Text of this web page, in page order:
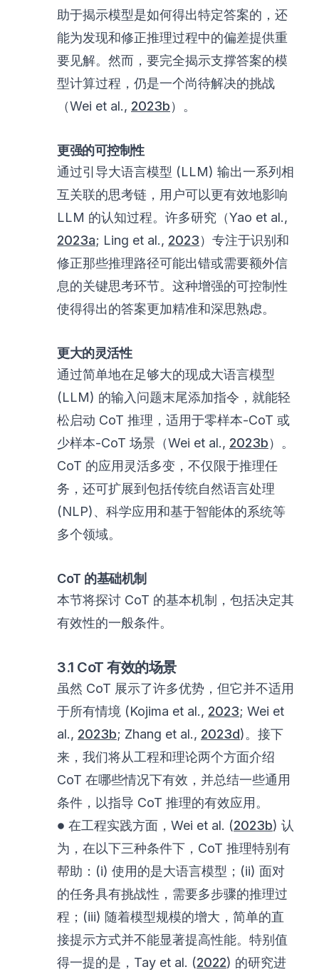
助于揭示模型是如何得出特定答案的，还
能为发现和修正推理过程中的偏差提供重
要见解。然而，要完全揭示支撑答案的模
型计算过程，仍是一个尚待解决的挑战
（Wei et al., 2023b）。
更强的可控制性
通过引导大语言模型 (LLM) 输出一系列相
互关联的思考链，用户可以更有效地影响
LLM 的认知过程。许多研究（Yao et al.,
2023a; Ling et al., 2023）专注于识别和
修正那些推理路径可能出错或需要额外信
息的关键思考环节。这种增强的可控制性
使得得出的答案更加精准和深思熟虑。
更大的灵活性
通过简单地在足够大的现成大语言模型
(LLM) 的输入问题末尾添加指令，就能轻
松启动 CoT 推理，适用于零样本-CoT 或
少样本-CoT 场景（Wei et al., 2023b）。
CoT 的应用灵活多变，不仅限于推理任
务，还可扩展到包括传统自然语言处理
(NLP)、科学应用和基于智能体的系统等
多个领域。
CoT 的基础机制
本节将探讨 CoT 的基本机制，包括决定其
有效性的一般条件。
3.1 CoT 有效的场景
虽然 CoT 展示了许多优势，但它并不适用
于所有情境 (Kojima et al., 2023; Wei et
al., 2023b; Zhang et al., 2023d)。接下
来，我们将从工程和理论两个方面介绍
CoT 在哪些情况下有效，并总结一些通用
条件，以指导 CoT 推理的有效应用。
\bullet
∙ 在工程实践方面，Wei et al. (2023b) 认
为，在以下三种条件下，CoT 推理特别有
帮助：(i) 使用的是大语言模型；(ii) 面对
的任务具有挑战性，需要多步骤的推理过
程；(iii) 随着模型规模的增大，简单的直
接提示方式并不能显著提高性能。特别值
得一提的是，Tay et al. (2022) 的研究进